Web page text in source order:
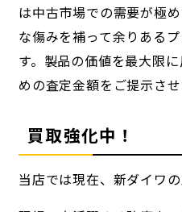
は中古市場での需要が極
な傷みを補って余りある
す。製品の価値を最大限
めの査定金額をご提示さ
買取強化中！
当店では現在、新ダイワ